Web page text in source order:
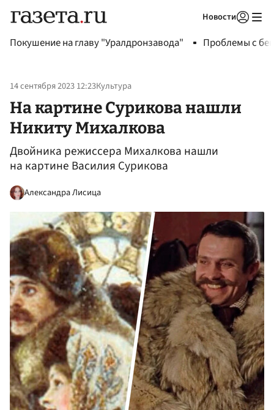
Новости
Покушение на главу "Уралдронзавода" Проблемы с
14 сентября 2023 12:23Культура
На картине Сурикова нашли
Никиту Михалкова
Двойника режиссера Михалкова нашли
на картине Василия Сурикова
Александра Лисица